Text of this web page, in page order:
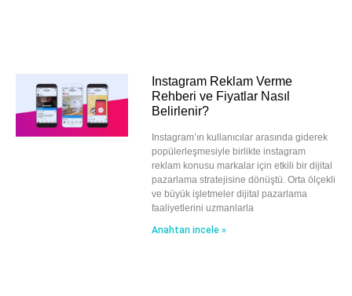
Instagram Reklam Verme
Rehberi ve Fiyatlar Nasıl
Belirlenir?
Instagram’ın kullanıcılar arasında giderek
popülerleşmesiyle birlikte instagram
reklam konusu markalar için etkili bir dijital
pazarlama stratejisine dönüştü. Orta ölçekli
ve büyük işletmeler dijital pazarlama
faaliyetlerini uzmanlarla
Anahtarı incele »